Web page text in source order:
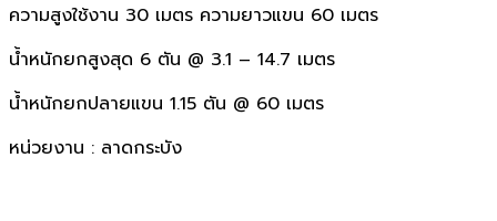
ความสูงใช้งาน 30 เมตร ความยาวแขน 60 เมตร
น้ำหนักยกสูงสุด 6 ตัน @ 3.1 – 14.7 เมตร
น้ำหนักยกปลายแขน 1.15 ตัน @ 60 เมตร
หน่วยงาน : ลาดกระบัง